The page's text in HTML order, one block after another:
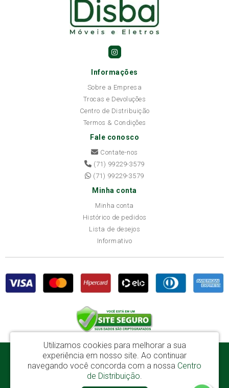
Informações
Sobre a Empresa
Trocas e Devoluções
Centro de Distribuição
Termos & Condições
Fale conosco
Contate-nos
(71) 99229-3579
(71) 99229-3579
Minha conta
Minha conta
Histórico de pedidos
Lista de desejos
Informativo
Disba Móveis Salvador Ltda - CNPJ: 52.081.184/0001-65
Av. Cardeal Avelar Brandão Villela, 2696 - Mata Escura - Salvador / BA - CEP:
41219-600
Utilizamos cookies para melhorar a sua
experiência em nosso site. Ao continuar
navegando você concorda com a nossa Centro
de Distribuição.